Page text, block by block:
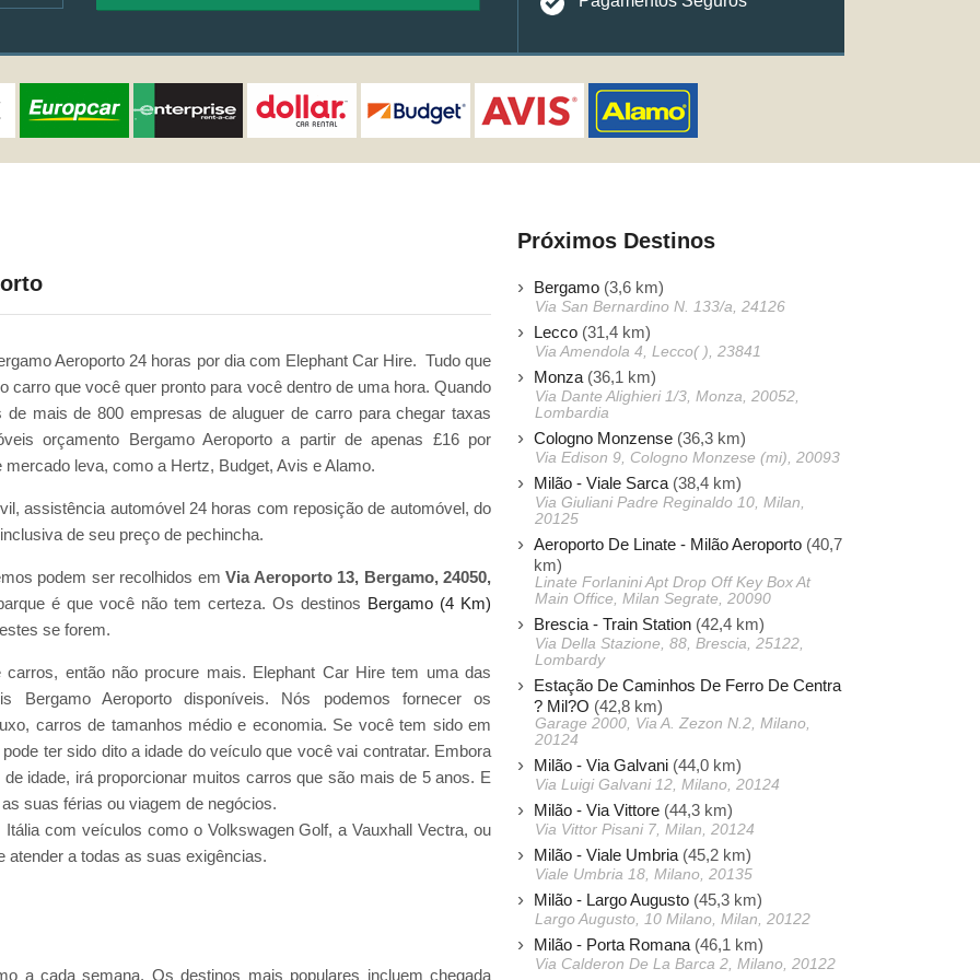
Aeroporto 24 horas por dia com Elephant Car Hire. Tudo que
que você quer pronto para você dentro de uma hora. Quando
mais de 800 empresas de aluguer de carro para chegar taxas
orçamento Bergamo Aeroporto a partir de apenas £16 por
leva, como a Hertz, Budget, Avis e Alamo.
assistência automóvel 24 horas com reposição de automóvel, do
de seu preço de pechincha.
podem ser recolhidos emVia Aeroporto 13, Bergamo, 24050,
é que você não tem certeza. Os destinos Bergamo (4 Km)
se forem.
então não procure mais. Elephant Car Hire tem uma das
Bergamo Aeroporto disponíveis. Nós podemos fornecer os
carros de tamanhos médio e economia. Se você tem sido em
ter sido dito a idade do veículo que você vai contratar. Embora
idade, irá proporcionar muitos carros que são mais de 5 anos. E
suas férias ou viagem de negócios.
com veículos como o Volkswagen Golf, a Vauxhall Vectra, ou
atender a todas as suas exigências.
a cada semana. Os destinos mais populares incluem chegada
Próximos Destinos
Bergamo (3,6 km)
Via San Bernardino N. 133/a, 24126
Lecco (31,4 km)
Via Amendola 4, Lecco( ), 23841
Monza (36,1 km)
Via Dante Alighieri 1/3, Monza, 20052,
Lombardia
Cologno Monzense (36,3 km)
Via Edison 9, Cologno Monzese (mi), 20093
Milão - Viale Sarca (38,4 km)
Via Giuliani Padre Reginaldo 10, Milan,
20125
Aeroporto De Linate - Milão Aeroporto (40,7
km)
Linate Forlanini Apt Drop Off Key Box At
Main Office, Milan Segrate, 20090
Brescia - Train Station (42,4 km)
Via Della Stazione, 88, Brescia, 25122,
Lombardy
Estação De Caminhos De Ferro De Centra
? Mil?O (42,8 km)
Garage 2000, Via A. Zezon N.2, Milano,
20124
Milão - Via Galvani (44,0 km)
Via Luigi Galvani 12, Milano, 20124
Milão - Via Vittore (44,3 km)
Via Vittor Pisani 7, Milan, 20124
Milão - Viale Umbria (45,2 km)
Viale Umbria 18, Milano, 20135
Milão - Largo Augusto (45,3 km)
Largo Augusto, 10 Milano, Milan, 20122
Milão - Porta Romana (46,1 km)
Via Calderon De La Barca 2, Milano, 20122